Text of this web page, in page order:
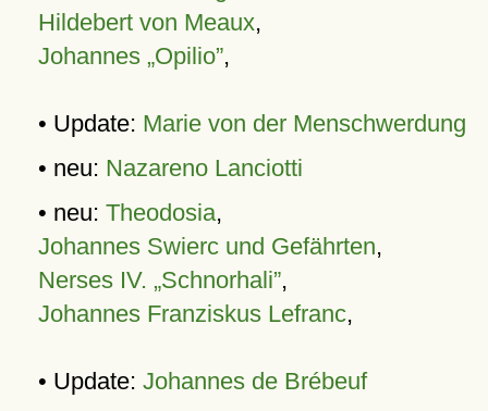
Hildebert von Meaux,
Johannes „Opilio”,
• Update: Marie von der Menschwerdung
• neu: Nazareno Lanciotti
• neu: Theodosia,
Johannes Swierc und Gefährten,
Nerses IV. „Schnorhali”,
Johannes Franziskus Lefranc,
• Update: Johannes de Brébeuf